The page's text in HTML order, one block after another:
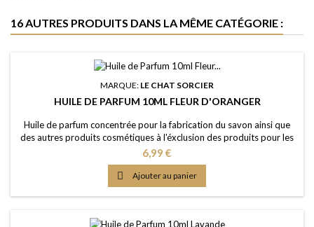
16 AUTRES PRODUITS DANS LA MÊME CATÉGORIE :
MARQUE: LE CHAT SORCIER
HUILE DE PARFUM 10ML FLEUR D'ORANGER
Huile de parfum concentrée pour la fabrication du savon ainsi que
des autres produits cosmétiques à l'éxclusion des produits pour les
lèvres ou la bouche Caractère: senteur fleurie douce avec une note
d'orange amère Couleur: Sans colorants - couleur naturelle: Orange
Dosage conseillé: 2% à 5% Certification: Certficat de conformité
IFRA 51e et...
Prix
6,99 €
 Ajouter au panier